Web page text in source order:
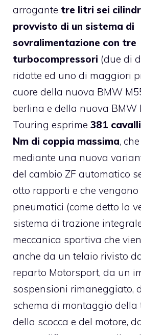
arrogante tre litri sei
provvisto di un sistema di
sovralimentazione con tre
turbocompressori (due di
ridotte ed uno di maggiori
cuore della nuova BMW
berlina e della nuova BMW
Touring esprime 381 cavalli
Nm di coppia massima,
mediante una nuova
del cambio ZF automatico
otto rapporti e che
pneumatici (come detto la
sistema di trazione
meccanica sportiva che
anche da un telaio rivisto
reparto Motorsport, da un
sospensioni rimaneggiato,
schema di montaggio della
della scocca e del motore,